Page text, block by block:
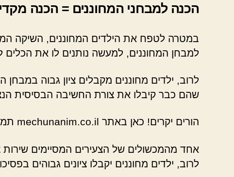
הכנה למבחני המחוננים = הכנה
במטרה לטפח את הילדים המחוננים, השיקה
למבחן המחוננים, למעשה נותנים לו את
לרוב, ילדים מחוננים מקבלים ציון גבוה
שהם כבר קיבלו את צורת החשיבה הבסיסית
הורים יקרים! כאן באתר mechunanim.co.il תמצאו אינפורמציה חשובה אודות מבחן מחוננים כיתה ו לדוגמא.
אחד מהמכשולים של הצעירים המסיימים שירות
לרוב, ילדים מחוננים יקבלו ציונים גבוהים